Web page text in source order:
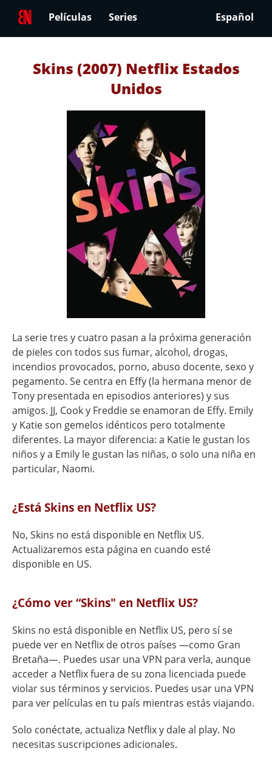
Películas Series Español
Skins (2007) Netflix Estados
Unidos
La serie tres y cuatro pasan a la próxima generación
de pieles con todos sus fumar, alcohol, drogas,
incendios provocados, porno, abuso docente, sexo y
pegamento. Se centra en Effy (la hermana menor de
Tony presentada en episodios anteriores) y sus
amigos. JJ, Cook y Freddie se enamoran de Effy. Emily
y Katie son gemelos idénticos pero totalmente
diferentes. La mayor diferencia: a Katie le gustan los
niños y a Emily le gustan las niñas, o solo una niña en
particular, Naomi.
¿Está Skins en Netflix US?
No, Skins no está disponible en Netflix US.
Actualizaremos esta página en cuando esté
disponible en US.
¿Cómo ver “Skins" en Netflix US?
Skins no está disponible en Netflix US, pero sí se
puede ver en Netflix de otros países —como Gran
Bretaña—. Puedes usar una VPN para verla, aunque
acceder a Netflix fuera de su zona licenciada puede
violar sus términos y servicios. Puedes usar una VPN
para ver películas en tu país mientras estás viajando.
Solo conéctate, actualiza Netflix y dale al play. No
necesitas suscripciones adicionales.